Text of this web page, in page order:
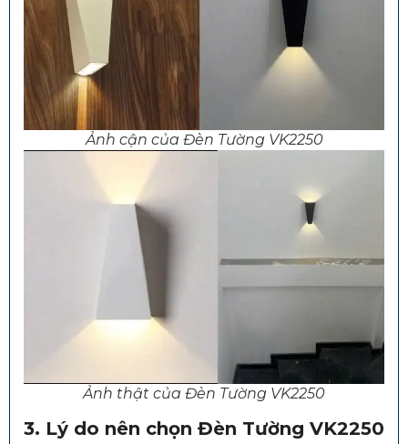
Ảnh cận của Đèn Tường VK2250
Ảnh thật của Đèn Tường VK2250
3. Lý do nên chọn Đèn Tường VK2250